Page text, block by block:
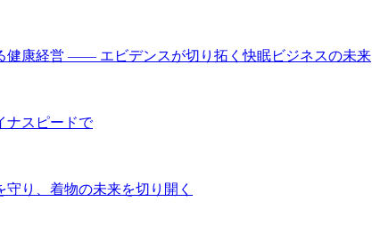
健康経営 ―― エビデンスが切り拓く快眠ビジネスの未来
ナスピードで
守り、着物の未来を切り開く